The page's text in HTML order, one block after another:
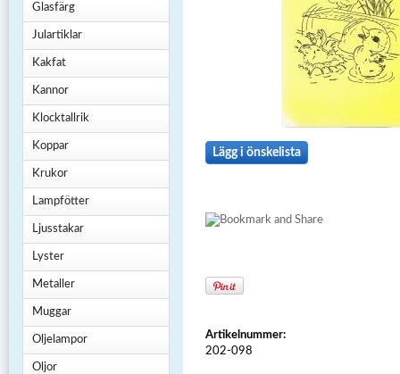
Glasfärg
Julartiklar
Kakfat
Kannor
Klocktallrik
Koppar
Krukor
Lampfötter
Ljusstakar
Lyster
Metaller
Muggar
Oljelampor
Oljor
Lägg i önskelista
Artikelnummer:
202-098